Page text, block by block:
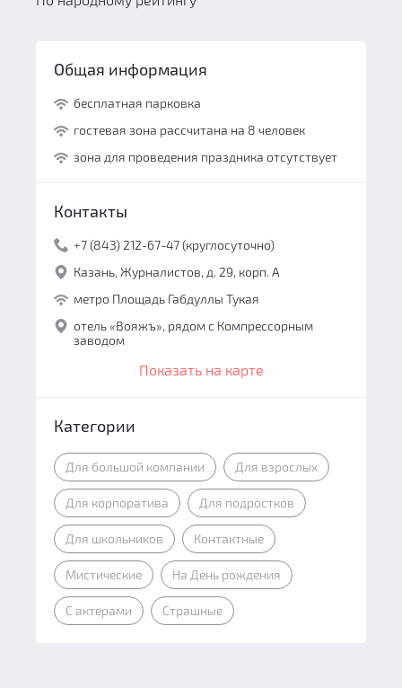
Общая информация
бесплатная парковка
гостевая зона рассчитана на 8 человек
зона для проведения праздника отсутствует
Контакты
+7 (843) 212-67-47 (круглосуточно)
Казань, Журналистов, д. 29, корп. А
метро Площадь Габдуллы Тукая
отель «Вояжъ», рядом с Компрессорным
заводом
Показать на карте
Категории
Для большой компании Для взрослых
Для корпоратива Для подростков
Для школьников Контактные
Мистические На День рождения
С актерами Страшные